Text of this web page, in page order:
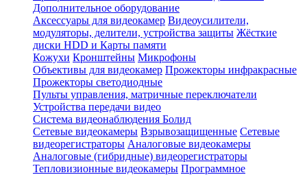
Дополнительное оборудование
Аксессуары для видеокамер Видеоусилители,
модуляторы, делители, устройства защиты Жёсткие
диски HDD и Карты памяти
Кожухи Кронштейны Микрофоны
Объективы для видеокамер Прожекторы инфракрасные
Прожекторы светодиодные
Пульты управления, матричные переключатели
Устройства передачи видео
Система видеонаблюдения Болид
Сетевые видеокамеры Взрывозащищенные Сетевые
видеорегистраторы Аналоговые видеокамеры
Аналоговые (гибридные) видеорегистраторы
Тепловизионные видеокамеры Программное